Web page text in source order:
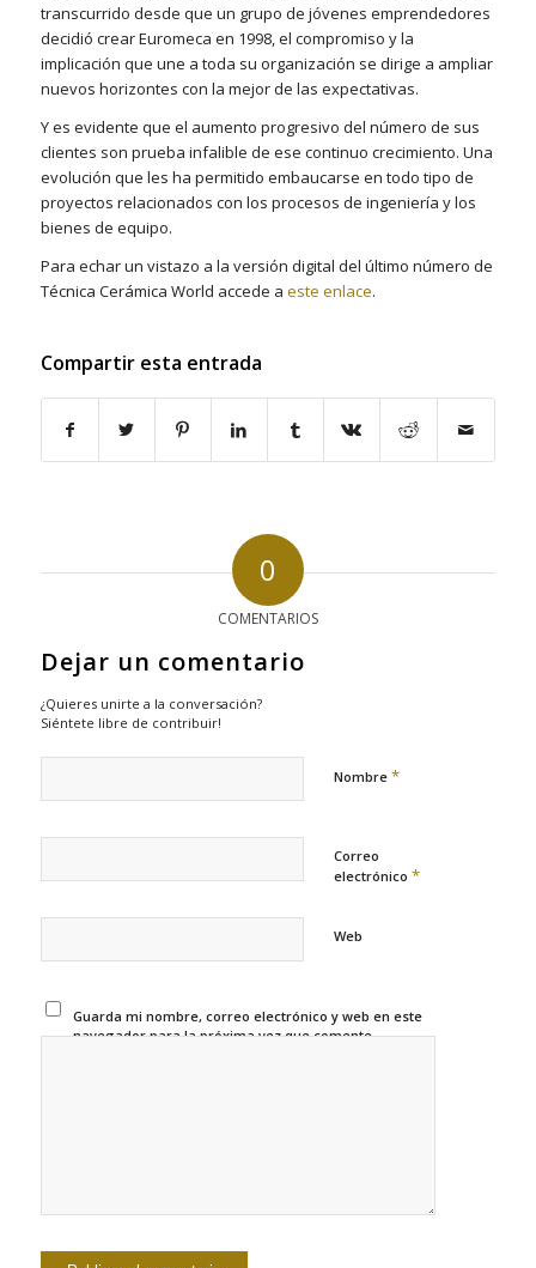
transcurrido desde que un grupo de jóvenes emprendedores
decidió crear Euromeca en 1998, el compromiso y la
implicación que une a toda su organización se dirige a ampliar
nuevos horizontes con la mejor de las expectativas.
Y es evidente que el aumento progresivo del número de sus
clientes son prueba infalible de ese continuo crecimiento. Una
evolución que les ha permitido embaucarse en todo tipo de
proyectos relacionados con los procesos de ingeniería y los
bienes de equipo.
Para echar un vistazo a la versión digital del último número de
Técnica Cerámica World accede a este enlace.
Compartir esta entrada
0
COMENTARIOS
Dejar un comentario
¿Quieres unirte a la conversación?
Siéntete libre de contribuir!
Nombre *
Correo
electrónico *
Web
Guarda mi nombre, correo electrónico y web en este
navegador para la próxima vez que comente.